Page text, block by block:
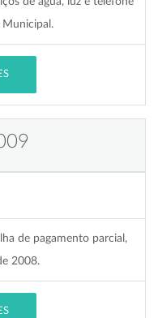
Municipal.
de pagamento parcial,
2008.